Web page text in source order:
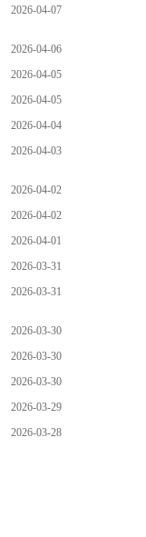
2026-04-07
2026-04-06
2026-04-05
2026-04-05
2026-04-04
2026-04-03
2026-04-02
2026-04-02
2026-04-01
2026-03-31
2026-03-31
2026-03-30
2026-03-30
2026-03-30
2026-03-29
2026-03-28